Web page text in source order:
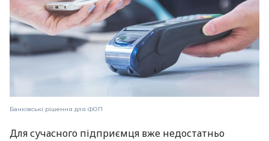
Банківські рішення для ФОП
Для сучасного підприємця вже недостатньо